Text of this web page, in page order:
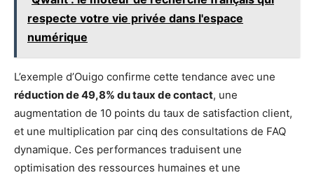
respecte votre vie privée dans l'espace
numérique
L’exemple d’Ouigo confirme cette tendance avec une
réduction de 49,8% du taux de contact, une
augmentation de 10 points du taux de satisfaction client,
et une multiplication par cinq des consultations de FAQ
dynamique. Ces performances traduisent une
optimisation des ressources humaines et une